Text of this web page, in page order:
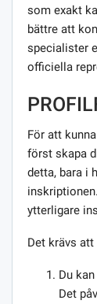
som exakt
bättre att
specialister
officiella
För att
först skapa
detta, bara i
ytterligare
Det krävs
Du
Det